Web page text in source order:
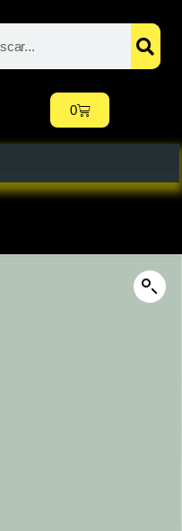
0